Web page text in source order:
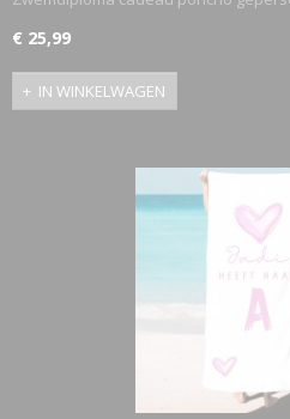
€ 25,99
IN WINKELWAGEN